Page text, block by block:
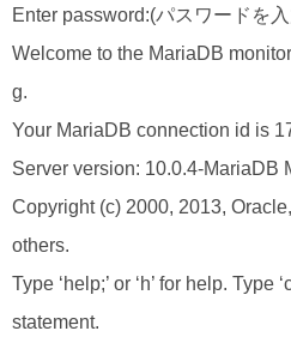
Enter password:(パスワードを
Welcome to the MariaDB
g.
Your MariaDB connection id is
Server version: 10.0.4-MariaDB
Copyright (c) 2000, 2013,
others.
Type ‘help;’ or ‘h’ for help. Type
statement.